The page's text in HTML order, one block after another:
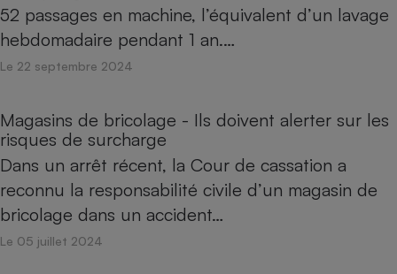
52 passages en machine, l’équivalent d’un lavage
hebdomadaire pendant 1 an.…
Le 22 septembre 2024
Magasins de bricolage - Ils doivent alerter sur les
risques de surcharge
Dans un arrêt récent, la Cour de cassation a
reconnu la responsabilité civile d’un magasin de
bricolage dans un accident…
Le 05 juillet 2024